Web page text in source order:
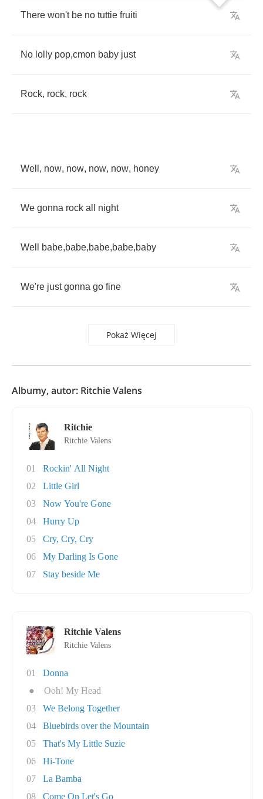
There won't be no tuttie fruiti
No lolly pop,cmon baby just
Rock, rock, rock
Well , now, now, now, now, honey
We gonna rock all night
Well babe,babe,babe,babe,baby
We're just gonna go fine
Pokaż Więcej
Albumy, autor: Ritchie Valens
Ritchie
Ritchie Valens
01
Rockin' All Night
02
Little Girl
03
Now You're Gone
04
Hurry Up
05
Cry, Cry, Cry
06
My Darling Is Gone
07
Stay beside Me
Ritchie Valens
Ritchie Valens
01
Donna
●
Ooh! My Head
03
We Belong Together
04
Bluebirds over the Mountain
05
That's My Little Suzie
06
Hi-Tone
07
La Bamba
08
Come On Let's Go